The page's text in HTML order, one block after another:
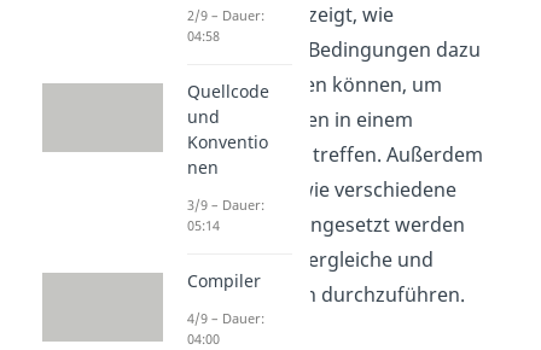
Dabei wird gezeigt, wie
verschiedene Bedingungen dazu
genutzt werden können, um
Entscheidungen in einem
Programm zu treffen. Außerdem
wird erklärt, wie verschiedene
Operatoren eingesetzt werden
können, um Vergleiche und
Berechnungen durchzuführen.
2/9 – Dauer:
04:58
Quellcode
und
Konventio
nen
3/9 – Dauer:
05:14
Compiler
4/9 – Dauer:
04:00